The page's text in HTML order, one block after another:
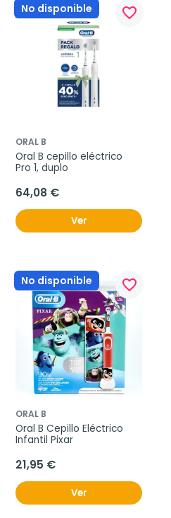
No disponible favorite_border
ORAL B
Oral B cepillo eléctrico
Pro 1, duplo
64,08 €
Ver
No disponible favorite_border
ORAL B
Oral B Cepillo Eléctrico
Infantil Pixar
21,95 €
Ver